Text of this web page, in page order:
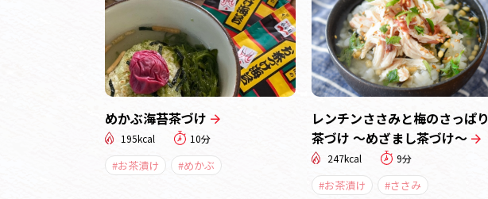
めかぶ海苔茶づけ
195kcal 10分
#お茶漬け #めかぶ
レンチンささみと梅のさっぱり
茶づけ ～めざまし茶づけ～
247kcal 9分
#お茶漬け #ささみ